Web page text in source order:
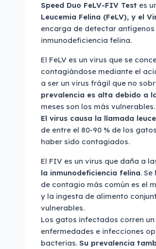
Speed Duo FeLV-FIV Test es
Leucemia Felina (FeLV), y el
encarga de detectar
inmunodeficiencia felina.
El FeLV es un virus que se
contagiándose mediante el
a ser un virus frágil que no
prevalencia es alta debido a
meses son los más vulnerables.
El virus causa la llamada
de entre el 80-90 % de los
haber sido contagiados.
El FIV es un virus que daña a
la inmunodeficiencia felina.
de contagio más común es el
y la ingesta de alimento
vulnerables.
Los gatos infectados corren
enfermedades e infecciones
bacterias. Su prevalencia